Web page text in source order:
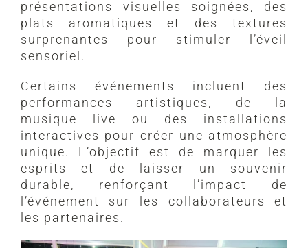
présentations visuelles soignées, des
plats aromatiques et des textures
surprenantes pour stimuler l’éveil
sensoriel.
Certains événements incluent des
performances artistiques, de la
musique live ou des installations
interactives pour créer une atmosphère
unique. L’objectif est de marquer les
esprits et de laisser un souvenir
durable, renforçant l’impact de
l’événement sur les collaborateurs et
les partenaires.